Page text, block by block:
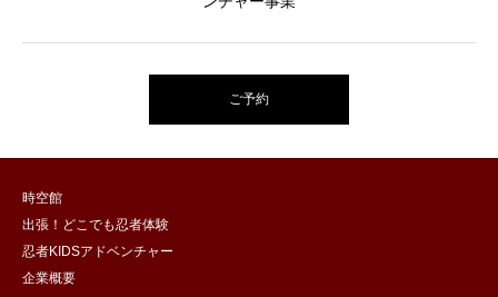
ご予約
時空館
出張！どこでも忍者体験
忍者KIDSアドベンチャー
企業概要